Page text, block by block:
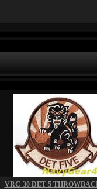
VRC-30 DET-5